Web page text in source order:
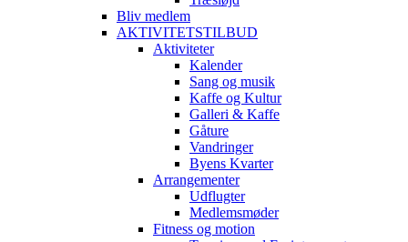
Bliv medlem
AKTIVITETSTILBUD
Aktiviteter
Kalender
Sang og musik
Kaffe og Kultur
Galleri & Kaffe
Gåture
Vandringer
Byens Kvarter
Arrangementer
Udflugter
Medlemsmøder
Fitness og motion